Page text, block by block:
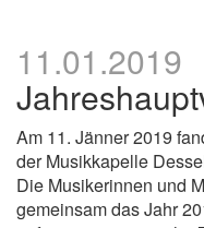
11.01.2019
Am 11. Jänner 2019
der Musikkapelle
Die Musikerinnen und
gemeinsam das Jahr